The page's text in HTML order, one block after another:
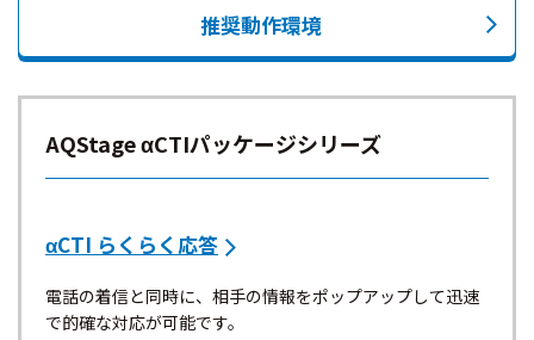
推奨動作環境
AQStage αCTIパッケージシリーズ
αCTI らくらく応答
電話の着信と同時に、相手の情報をポップアップして迅速
で的確な対応が可能です。